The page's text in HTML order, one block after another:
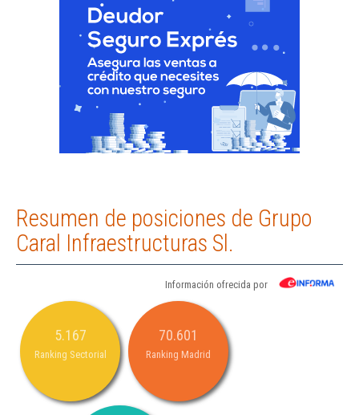
Resumen de posiciones de Grupo
Caral Infraestructuras Sl.
Información ofrecida por
5.167
Ranking Sectorial
70.601
Ranking Madrid